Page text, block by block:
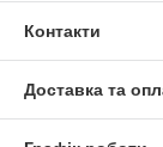
Контакти
Доставка та